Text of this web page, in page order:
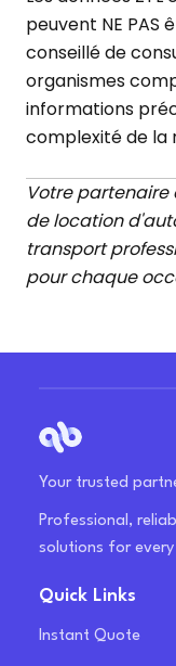
peuvent NE PAS
conseillé de
organismes
informations
complexité de la
Votre partenaire
de location
transport
pour chaque
Your trusted
Professional,
solutions for every
Quick Links
Instant Quote